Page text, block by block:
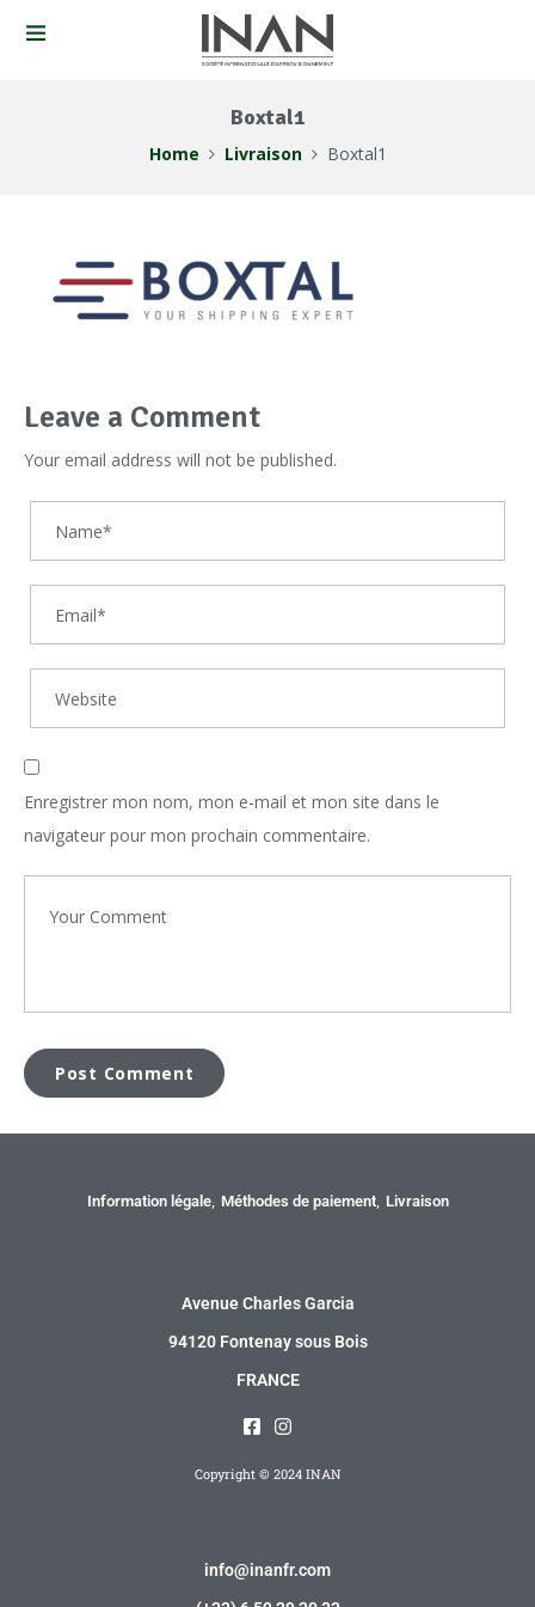
Boxtal1
Home Livraison Boxtal1
Leave a Comment
Your email address will not be published.
Enregistrer mon nom, mon e-mail et mon site dans le
navigateur pour mon prochain commentaire.
Information légale Méthodes de paiement Livraison
Avenue Charles Garcia
94120 Fontenay sous Bois
FRANCE
Copyright © 2024 INAN
info@inanfr.com